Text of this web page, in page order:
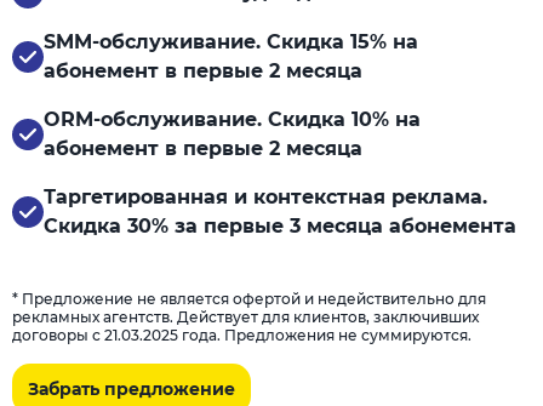
SMM-обслуживание. Скидка 15% на
абонемент в первые 2 месяца
ORM-обслуживание. Скидка 10% на
абонемент в первые 2 месяца
Таргетированная и контекстная реклама.
Скидка 30% за первые 3 месяца абонемента
* Предложение не является офертой и недействительно для
рекламных агентств. Действует для клиентов, заключивших
договоры с 21.03.2025 года. Предложения не суммируются.
Забрать предложение